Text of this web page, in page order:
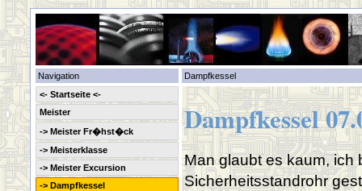
Navigation
Dampfkessel
<- Startseite <-
Meister
-> Meister Fr�hst�ck
-> Meisterklasse
-> Meister Excursion
-> Dampfkessel
Dampfkessel
Man glaubt es kaum,
Sicherheitsstandrohr